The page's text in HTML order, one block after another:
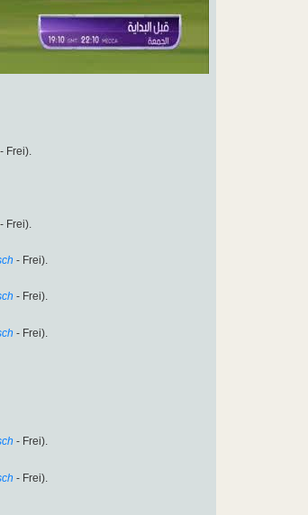
- Frei).
- Frei).
- Frei).
- Frei).
- Frei).
- Frei).
- Frei).